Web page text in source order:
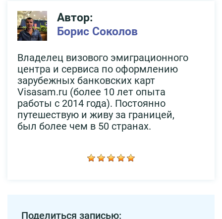
Автор:
Борис Соколов
Владелец визового эмиграционного
центра и сервиса по оформлению
зарубежных банковских карт
Visasam.ru (более 10 лет опыта
работы с 2014 года). Постоянно
путешествую и живу за границей,
был более чем в 50 странах.
Поделиться записью: